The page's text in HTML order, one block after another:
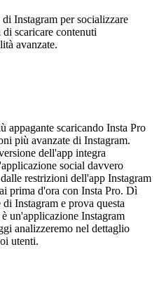
Instagram per socializzare
scaricare contenuti
avanzate.
appagante scaricando Insta Pro
più avanzate di Instagram.
dell'app integra
social davvero
restrizioni dell'app Instagram
prima d'ora con Insta Pro. Dì
Instagram e prova questa
un'applicazione Instagram
analizzeremo nel dettaglio
utenti.